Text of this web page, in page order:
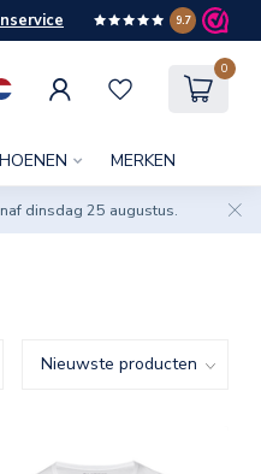
9.7
0
MERKEN
dinsdag 25 augustus.